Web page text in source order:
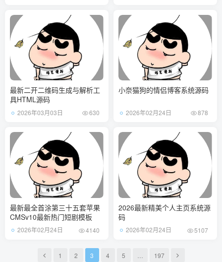
最新二开二维码生成与解析工
具HTML源码
2026年03月03日 630
小奈猫狗的情侣博客系统源码
2026年02月24日 878
最新最全首涂第三十五套苹果
CMSv10最新热门短剧模板
2026年02月24日 4140
2026最新精美个人主页系统源
码
2026年02月24日 5107
1 2 3 4 5 197